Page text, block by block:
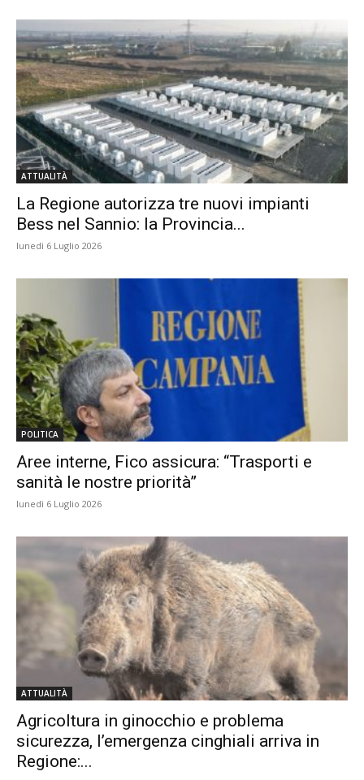
ATTUALITÀ
La Regione autorizza tre nuovi impianti
Bess nel Sannio: la Provincia...
lunedì 6 Luglio 2026
POLITICA
Aree interne, Fico assicura: “Trasporti e
sanità le nostre priorità”
lunedì 6 Luglio 2026
ATTUALITÀ
Agricoltura in ginocchio e problema
sicurezza, l’emergenza cinghiali arriva in
Regione:...